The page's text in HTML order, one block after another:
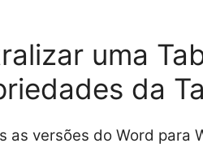
uma
da
as versões do Word para